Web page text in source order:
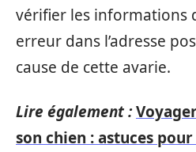
vérifier les informations
erreur dans l’adresse
cause de cette avarie.
Lire également :
son chien : astuces